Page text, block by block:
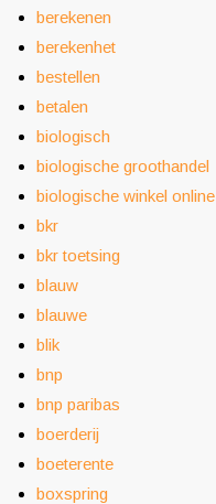
berekenen
berekenhet
bestellen
betalen
biologisch
biologische groothandel
biologische winkel online
bkr
bkr toetsing
blauw
blauwe
blik
bnp
bnp paribas
boerderij
boeterente
boxspring